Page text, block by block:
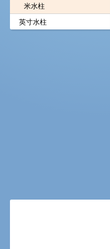
米水柱
英寸水柱